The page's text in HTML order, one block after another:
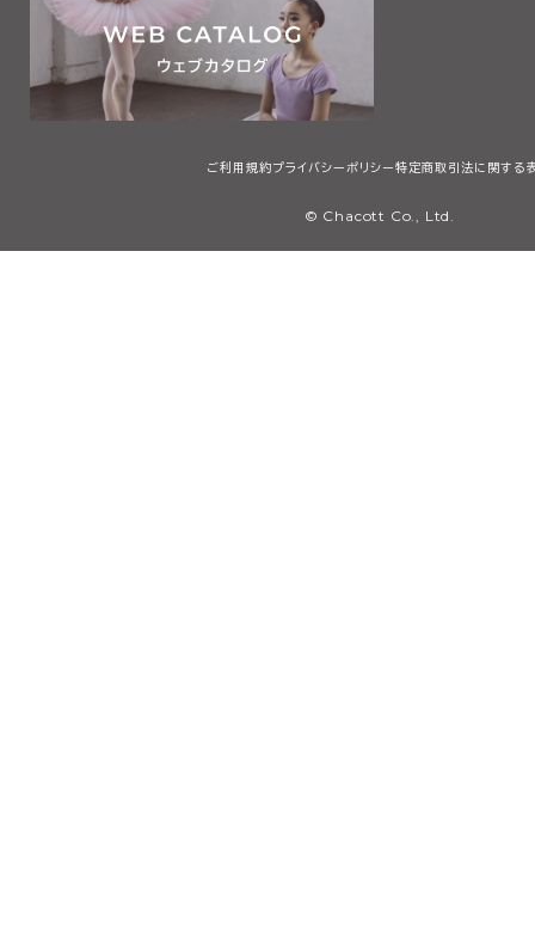
ご利用規約プライバシーポリシー 特定商取引法に関する
© Chacott Co., Ltd.